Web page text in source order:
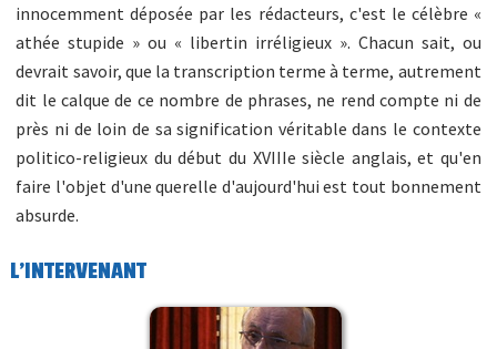
innocemment déposée par les rédacteurs, c'est le célèbre «
athée stupide » ou « libertin irréligieux ». Chacun sait, ou
devrait savoir, que la transcription terme à terme, autrement
dit le calque de ce nombre de phrases, ne rend compte ni de
près ni de loin de sa signification véritable dans le contexte
politico-religieux du début du XVIIIe siècle anglais, et qu'en
faire l'objet d'une querelle d'aujourd'hui est tout bonnement
absurde.
L'INTERVENANT